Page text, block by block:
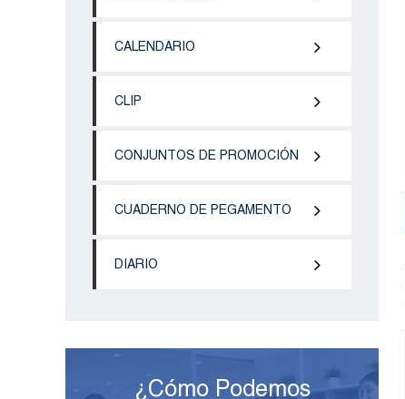
CALENDARIO
CLIP
CONJUNTOS DE PROMOCIÓN
CUADERNO DE PEGAMENTO
DIARIO
¿Cómo Podemos